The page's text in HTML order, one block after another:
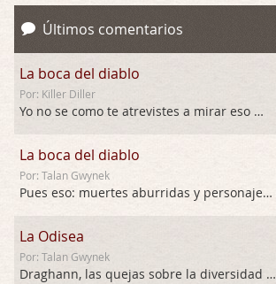
Últimos comentarios
La boca del diablo
Por: Killer Diller
Yo no se como te atrevistes a mirar eso …
La boca del diablo
Por: Talan Gwynek
Pues eso: muertes aburridas y personajes p …
La Odisea
Por: Talan Gwynek
Draghann, las quejas sobre la diversidad s …